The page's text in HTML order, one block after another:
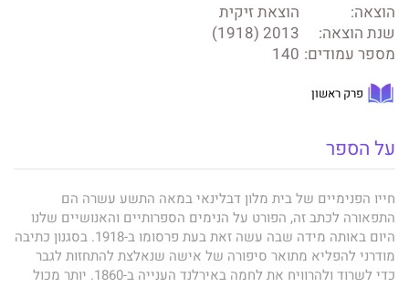
הוצאה:
הוצאת זיקית
שנת הוצאה:
2013 (1918)
מספר עמודים: 140
פרק ראשון
על הספר
חייו הפנימיים של בית מלון דבלינאי במאה התשע עשרה הם
התפאורה לכתב זה, הפורט על הנימים הספרותיים והאנושיים שלנו
היום באותה מידה שבה עשה זאת בעת פרסומו ב-1918. בסגנון כתיבה
מודרני להפליא מתואר סיפורה של אישה שנאלצת להתחזות לגבר
כדי לשרוד ולהרוויח את לחמה באירלנד הענייה ב-1860. יותר מכול